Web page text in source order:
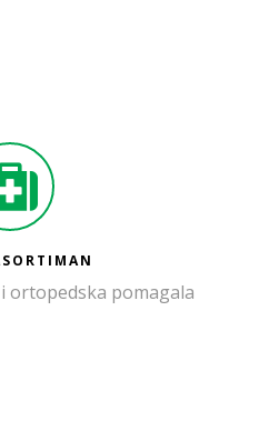
ortopedska pomagala